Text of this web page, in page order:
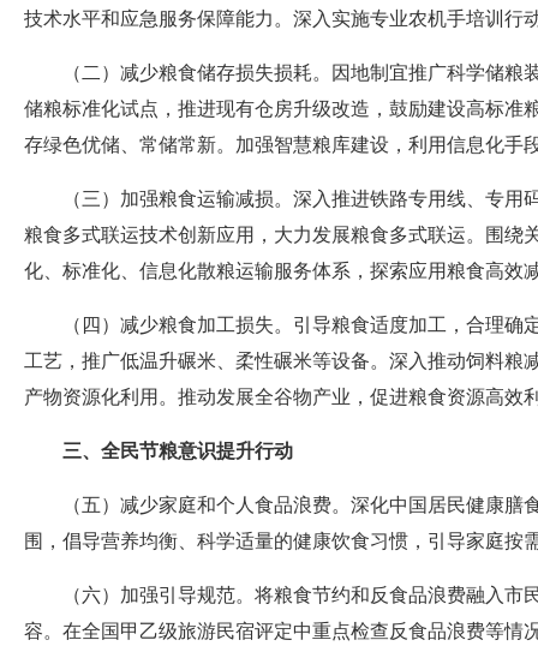
技术水平和应急服务保障能力。深入实施专业农机手培训行
（二）减少粮食储存损失损耗。因地制宜推广科学储
储粮标准化试点，推进现有仓房升级改造，鼓励建设高标
存绿色优储、常储常新。加强智慧粮库建设，利用信息化手
（三）加强粮食运输减损。深入推进铁路专用线、专
粮食多式联运技术创新应用，大力发展粮食多式联运。围
化、标准化、信息化散粮运输服务体系，探索应用粮食高效
（四）减少粮食加工损失。引导粮食适度加工，合理
工艺，推广低温升碾米、柔性碾米等设备。深入推动饲料
产物资源化利用。推动发展全谷物产业，促进粮食资源高效
三、全民节粮意识提升行动
（五）减少家庭和个人食品浪费。深化中国居民健康
围，倡导营养均衡、科学适量的健康饮食习惯，引导家庭
（六）加强引导规范。将粮食节约和反食品浪费融入
容。在全国甲乙级旅游民宿评定中重点检查反食品浪费等